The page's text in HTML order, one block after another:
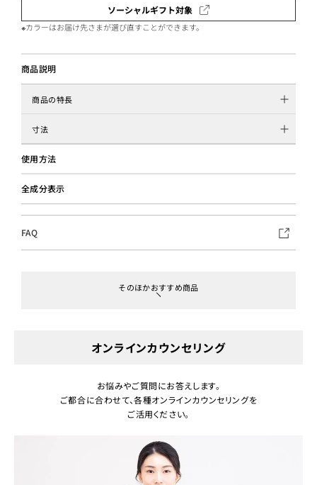
ソーシャルギフト対象
※カラーはお届け先さまが選び直すことができます。
商品説明
商品の特長
寸法
使用方法
全成分表示
FAQ
そのほかおすすめ商品
オンラインカウンセリング
お悩みやご質問にお答えします。
ご都合に合わせて、各種オンラインカウンセリングを
ご活用ください。